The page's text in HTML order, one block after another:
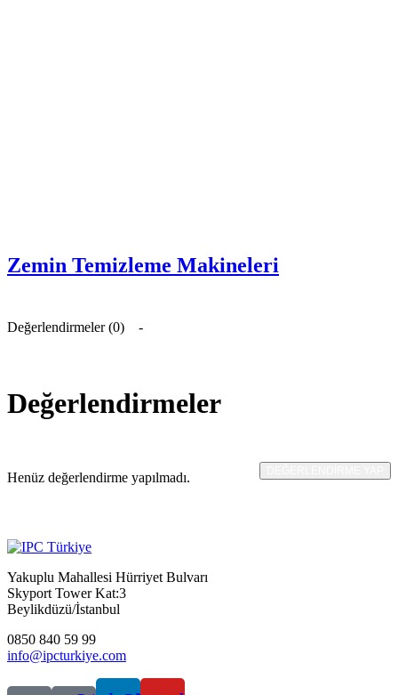
Zemin Temizleme Makineleri
Değerlendirmeler (0)
Değerlendirmeler
Henüz değerlendirme yapılmadı.
Yakuplu Mahallesi Hürriyet Bulvarı
Skyport Tower Kat:3
Beylikdüzü/İstanbul
0850 840 59 99
info@ipcturkiye.com